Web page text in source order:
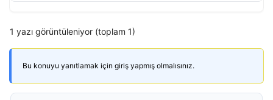
1 yazı görüntüleniyor (toplam 1)
Bu konuyu yanıtlamak için giriş yapmış olmalısınız.